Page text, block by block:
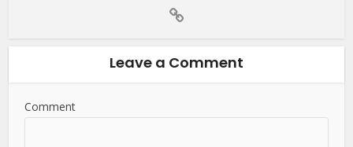
Leave a Comment
Comment